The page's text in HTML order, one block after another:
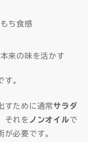
ち食感
本来の味を活かす
す。
すために通常サラダ
それを ノンオイルで
必要です。